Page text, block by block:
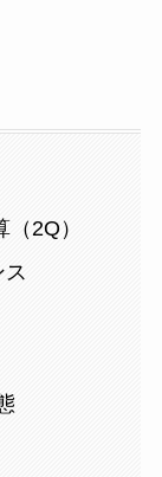
2Q）